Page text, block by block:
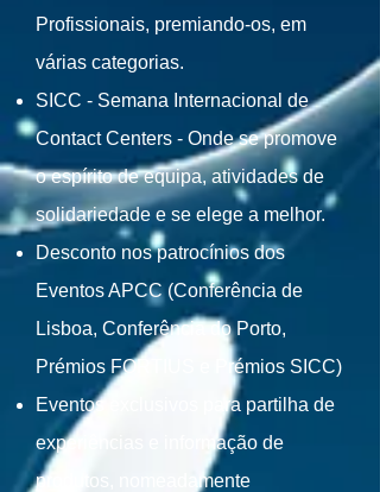
Profissionais, premiando-os, em
várias categorias.
SICC - Semana Internacional de
Contact Centers - Onde se promove
o espírito de equipa, atividades de
solidariedade e se elege a melhor.
Desconto nos patrocínios dos
Eventos APCC (Conferência de
Lisboa, Conferência do Porto,
Prémios FORTIUS e Prémios SICC)
Eventos exclusivos para partilha de
experiências e informação de
produtos, nomeadamente